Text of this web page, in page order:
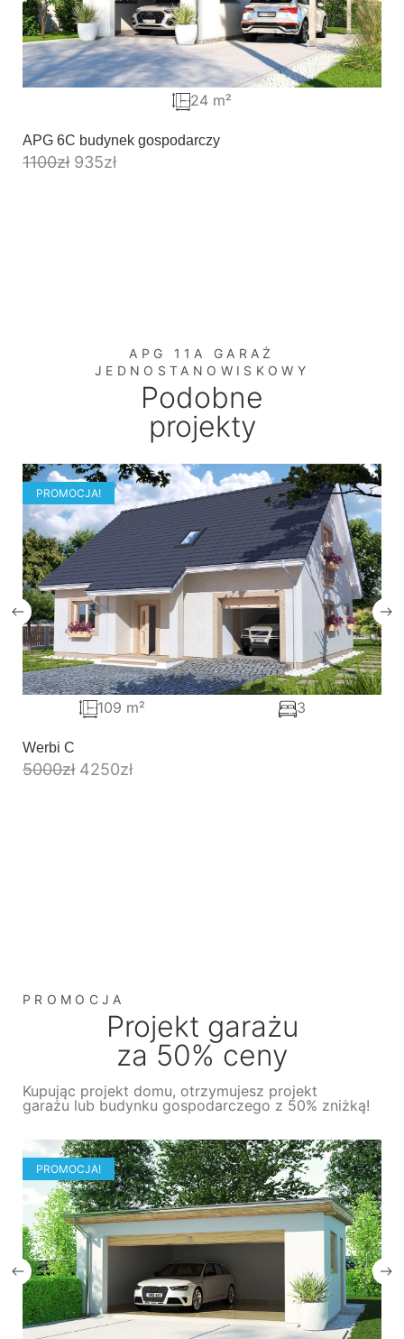
APG 6C budynek gospodarczy
1100zł 935zł
24 m²
APG 11A GARAŻ
JEDNOSTANOWISKOWY
Podobne
projekty
PROMOCJA!
Werbi C
5000zł 4250zł
109 m² 3
PROMOCJA
Projekt garażu
za 50% ceny
Kupując projekt domu, otrzymujesz projekt
garażu lub budynku gospodarczego z 50% zniżką!
PROMOCJA!